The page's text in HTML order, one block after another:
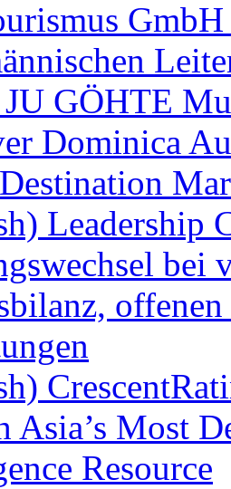
GÖHTE
Dominica
Leadership
bei
Asia’s Most
Resource